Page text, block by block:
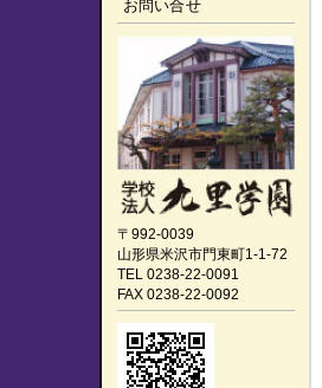
お問い合せ
〒992-0039
山形県米沢市門東町1-1-72
TEL 0238-22-0091
FAX 0238-22-0092